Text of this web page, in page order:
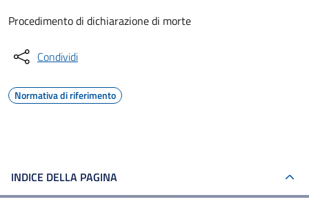
Procedimento di dichiarazione di morte
Condividi
Normativa di riferimento
INDICE DELLA PAGINA